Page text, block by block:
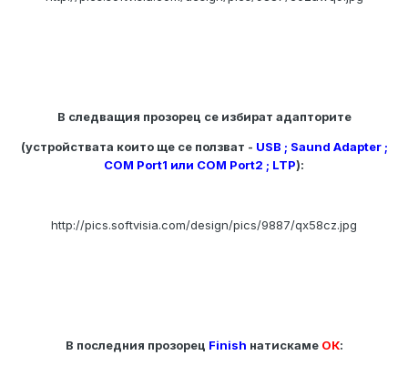
В следващия прозорец се избират адапторите
(устройствата които ще се ползват - USB ; Saund Adapter ;
COM Port1 или COM Port2 ; LTP):
http://pics.softvisia.com/design/pics/9887/qx58cz.jpg
В последния прозорец Finish натискаме ОК: